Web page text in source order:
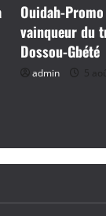
Ouidah-Promo
vainqueur du
Dossou-Gbété
admin 5